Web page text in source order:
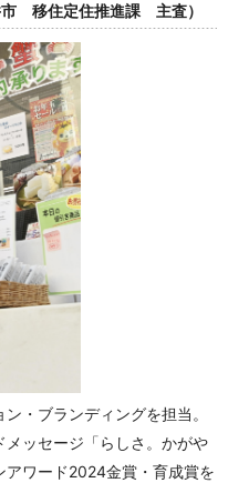
移住定住推進課 主査）
・ブランディングを担当。
ッセージ「らしさ。かがや
アワード2024金賞・育成賞を